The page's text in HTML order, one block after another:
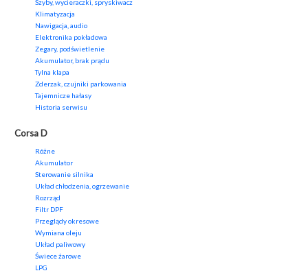
Szyby, wycieraczki, spryskiwacz
Klimatyzacja
Nawigacja, audio
Elektronika pokładowa
Zegary, podświetlenie
Akumulator, brak prądu
Tylna klapa
Zderzak, czujniki parkowania
Tajemnicze hałasy
Historia serwisu
Corsa D
Różne
Akumulator
Sterowanie silnika
Układ chłodzenia, ogrzewanie
Rozrząd
Filtr DPF
Przeglądy okresowe
Wymiana oleju
Układ paliwowy
Świece żarowe
LPG